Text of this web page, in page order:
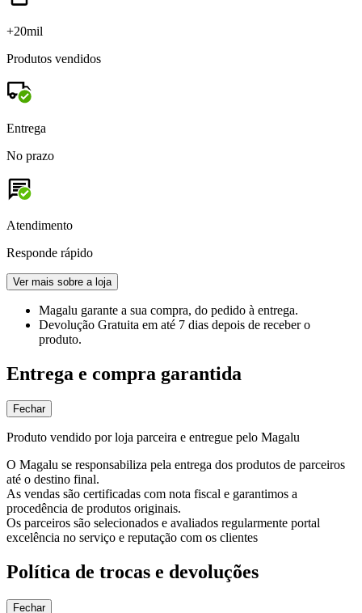
+20mil
Produtos vendidos
Entrega
No prazo
Atendimento
Responde rápido
Ver mais sobre a loja
Magalu garante a sua compra, do pedido à entrega.
Devolução Gratuita em até 7 dias depois de receber o
produto.
Entrega e compra garantida
Fechar
Produto vendido por loja parceira e entregue pelo Magalu
O Magalu se responsabiliza pela entrega dos produtos de parceiros
até o destino final.
As vendas são certificadas com nota fiscal e garantimos a
procedência de produtos originais.
Os parceiros são selecionados e avaliados regularmente portal
excelência no serviço e reputação com os clientes
Política de trocas e devoluções
Fechar